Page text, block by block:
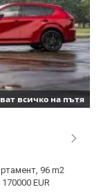
всичко на пътя
96 m2
EUR